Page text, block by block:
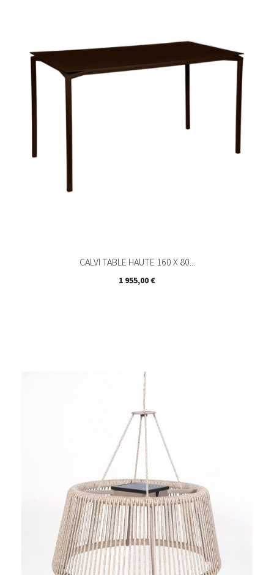
CALVI TABLE HAUTE 160 X 80...
Prix
1 955,00 €